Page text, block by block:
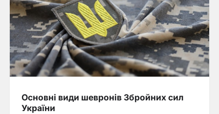
Основні види шевронів Збройних сил
України